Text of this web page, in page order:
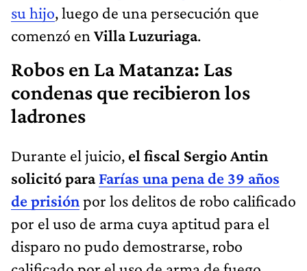
su hijo, luego de una persecución que
comenzó en Villa Luzuriaga.
Robos en La Matanza: Las
condenas que recibieron los
ladrones
Durante el juicio, el fiscal Sergio Antin
solicitó paraFarías una pena de 39 años
de prisiónpor los delitos de robo calificado
por el uso de arma cuya aptitud para el
disparo no pudo demostrarse, robo